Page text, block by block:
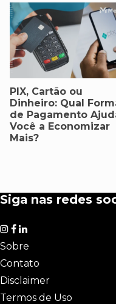
PIX, Cartão ou
Dinheiro: Qual
de Pagamento
Você a Economizar
Mais?
Siga nas redes
Sobre
Contato
Disclaimer
Termos de Uso